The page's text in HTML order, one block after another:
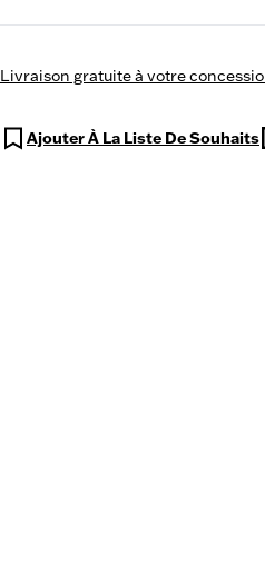
Livraison gratuite à votre
Ajouter À La Liste De Souhaits